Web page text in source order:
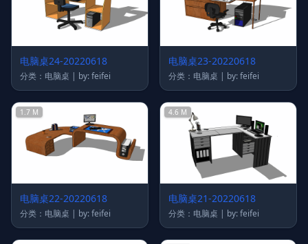
电脑桌24-20220618
分类：电脑桌 | by: feifei
电脑桌23-20220618
分类：电脑桌 | by: feifei
1.7 M
电脑桌22-20220618
分类：电脑桌 | by: feifei
4.6 M
电脑桌21-20220618
分类：电脑桌 | by: feifei